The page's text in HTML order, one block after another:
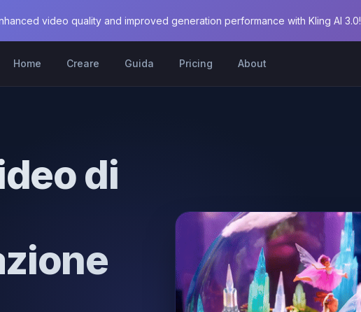
video quality and improved generation performance with Kling AI 3.0!
Home Creare Guida Pricing About
di